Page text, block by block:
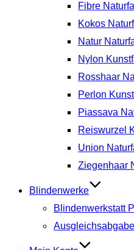
Fibre
Kokos
Natur
Nylon
Rosshaar
Perlon
Piassava
Reiswurzel
Union
Ziegenhaar
Blindenwerke
Blindenwerkstatt